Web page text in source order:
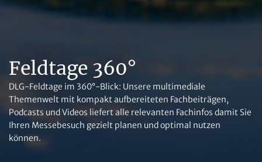
Feldtage 360°
DLG-Feldtage im 360°-Blick: Unsere multimediale
Themenwelt mit kompakt aufbereiteten Fachbeiträgen,
Podcasts und Videos liefert alle relevanten Fachinfos damit Sie
Ihren Messebesuch gezielt planen und optimal nutzen
können.